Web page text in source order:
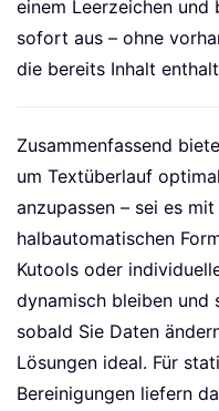
einem Leerzeichen
sofort aus – ohne
die bereits Inhalt
Zusammenfassend
um Textüberlauf
anzupassen – sei es
halbautomatischen
Kutools oder
dynamisch bleiben und
sobald Sie Daten
Lösungen ideal. Für
Bereinigungen liefern